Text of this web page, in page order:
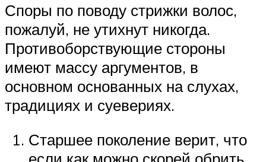
Споры по поводу стрижки волос,
пожалуй, не утихнут никогда.
Противоборствующие стороны
имеют массу аргументов, в
основном основанных на слухах,
традициях и суевериях.
Старшее поколение верит, что